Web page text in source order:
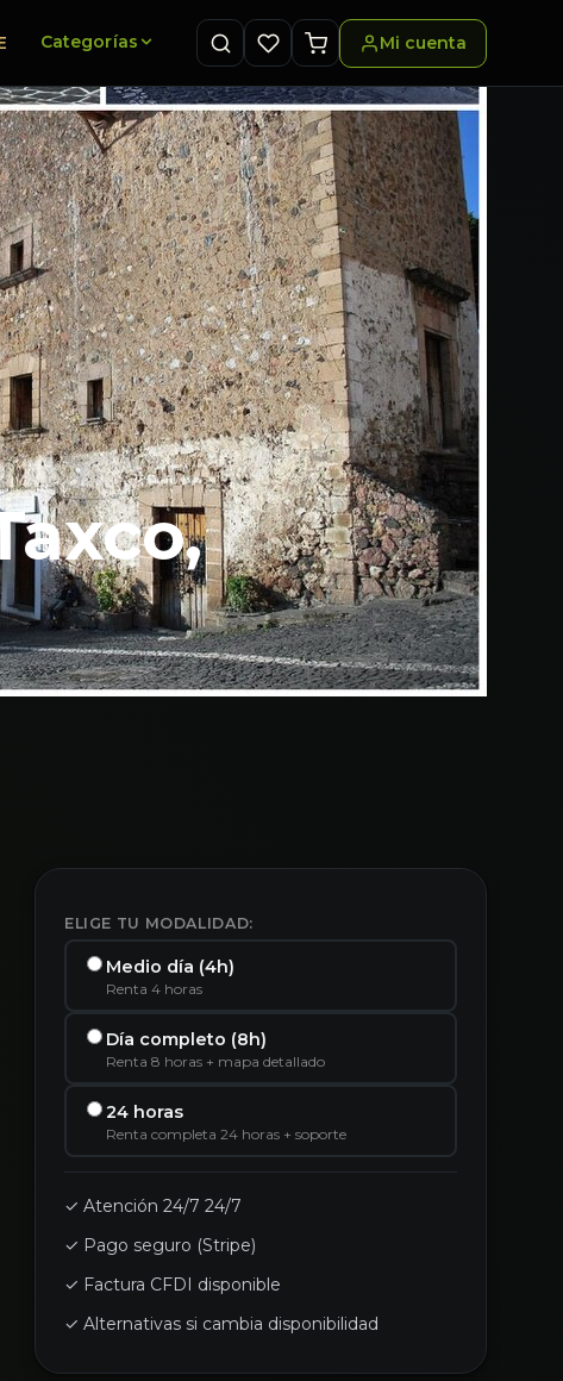
Categorías Mi cuenta
ELIGE TU MODALIDAD:
Medio día (4h)
Renta 4 horas
Día completo (8h)
Renta 8 horas + mapa detallado
24 horas
Renta completa 24 horas + soporte
✓ Atención 24/7 24/7
✓ Pago seguro (Stripe)
✓ Factura CFDI disponible
✓ Alternativas si cambia disponibilidad